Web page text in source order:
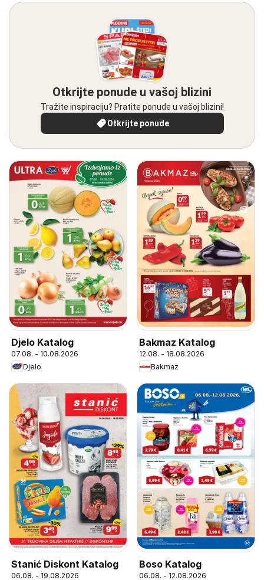
Otkrijte ponude u vašoj blizini
Tražite inspiraciju? Pratite ponude u vašoj blizini!
Otkrijte ponude
Djelo Katalog
07.08. - 10.08.2026
Djelo
Bakmaz Katalog
12.08. - 18.08.2026
Bakmaz
Stanić Diskont Katalog
06.08. - 19.08.2026
Boso Katalog
06.08. - 12.08.2026